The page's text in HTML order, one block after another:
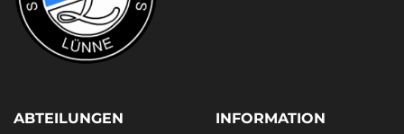
ABTEILUNGEN INFORMATION